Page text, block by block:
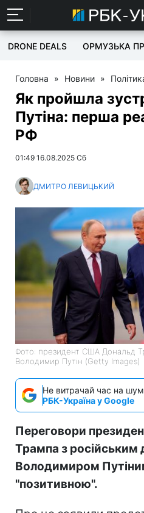
DRONE DEALS ОРМУЗЬКА
Головна » Новини »
Як пройшла
Путіна: перша
РФ
01:49 16.08.2025 Сб
ДМИТРО ЛЕВИЦЬКИЙ
Фото: президент США Дональд
Володимир Путін (Getty Images)
Не витрачай час на
РБК-Україна у Google
Переговори
Трампа з російським
Володимиром
"позитивною".